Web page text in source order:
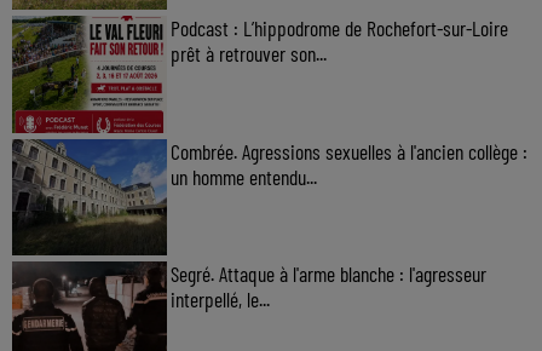
Podcast : L’hippodrome de Rochefort-sur-Loire
prêt à retrouver son...
Combrée. Agressions sexuelles à l'ancien collège :
un homme entendu...
Segré. Attaque à l'arme blanche : l'agresseur
interpellé, le...